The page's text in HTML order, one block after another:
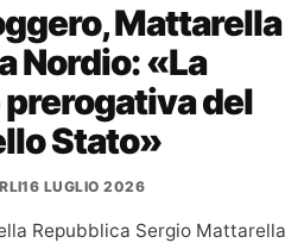
Mattarella
Nordio: «La
prerogativa del
Stato»
16 LUGLIO 2026
Repubblica Sergio Mattarella